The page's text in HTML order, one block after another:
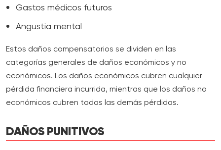
Gastos médicos futuros
Angustia mental
Estos daños compensatorios se dividen en las
categorías generales de daños económicos y no
económicos. Los daños económicos cubren cualquier
pérdida financiera incurrida, mientras que los daños no
económicos cubren todas las demás pérdidas.
DAÑOS PUNITIVOS